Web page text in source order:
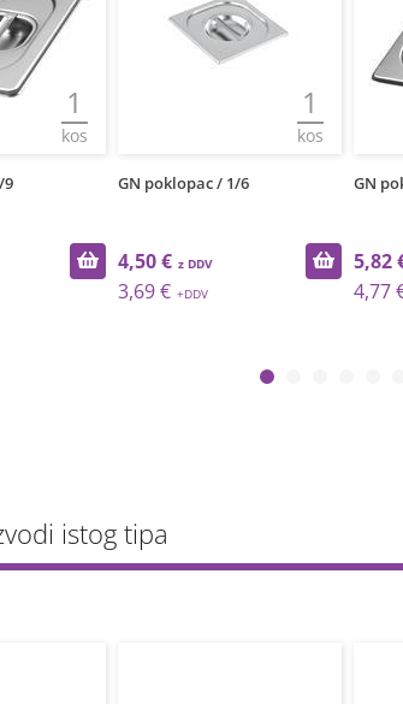
1
kos
9
1
kos
GN poklopac / 1/6
4,50 €
3,69 €
GN
5,82
4,77
istog tipa